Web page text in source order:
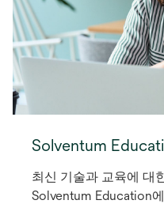
Solventum
최신 기술과 교육에 대
Solventum Education